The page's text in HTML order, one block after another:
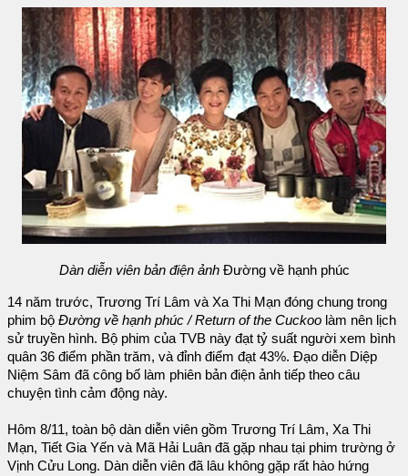
Dàn diễn viên bản điện ảnhĐường về hạnh phúc
14 năm trước, Trương Trí Lâm và Xa Thi Mạn đóng chung trong
phim bộ Đường về hạnh phúc / Return of the Cuckoo làm nên lịch
sử truyền hình. Bộ phim của TVB này đạt tỷ suất người xem bình
quân 36 điểm phần trăm, và đỉnh điểm đạt 43%. Đạo diễn Diệp
Niệm Sâm đã công bố làm phiên bản điện ảnh tiếp theo câu
chuyện tình cảm động này.
Hôm 8/11, toàn bộ dàn diễn viên gồm Trương Trí Lâm, Xa Thi
Mạn, Tiết Gia Yến và Mã Hải Luân đã gặp nhau tại phim trường ở
Vịnh Cửu Long. Dàn diễn viên đã lâu không gặp rất hào hứng